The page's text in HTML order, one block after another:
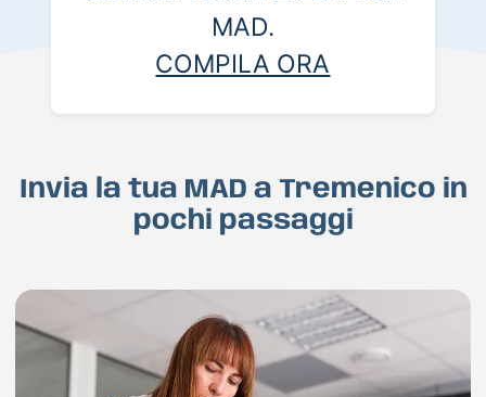
MAD.
COMPILA ORA
Invia la tua MAD a Tremenico in
pochi passaggi